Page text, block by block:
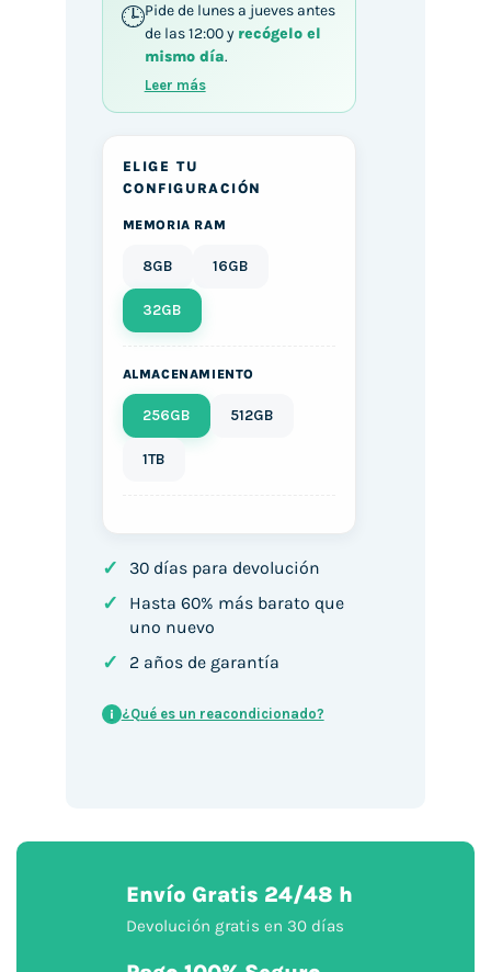
Pide de lunes a jueves antes
de las 12:00 y recógelo el
mismo día.
Leer más
ELIGE TU
CONFIGURACIÓN
MEMORIA RAM
8GB 16GB
32GB
ALMACENAMIENTO
256GB 512GB
1TB
✓ 30 días para devolución
✓
Hasta 60% más barato que
uno nuevo
✓ 2 años de garantía
i ¿Qué es un reacondicionado?
Envío Gratis 24/48 h
Devolución gratis en 30 días